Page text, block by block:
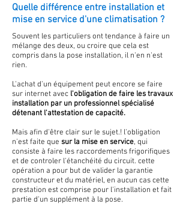
Quelle différence entre installation et
mise en service d'une climatisation ?
Souvent les particuliers ont tendance à faire un
mélange des deux, ou croire que cela est
compris dans la pose installation, il n'en n'est
rien.
L'achat d'un équipement peut encore se faire
sur internet avec l'obligation de faire les travaux
installation par un professionnel spécialisé
détenant l'attestation de capacité.
Mais afin d'être clair sur le sujet.! l'obligation
n'est faite que sur la mise en service, qui
consiste à faire les raccordements frigorifiques
et de controler l'étanchéité du circuit. cette
opération a pour but de valider la garantie
constructeur et du matériel, en aucun cas cette
prestation est comprise pour l'installation et fait
partie d'un supplément à la pose.